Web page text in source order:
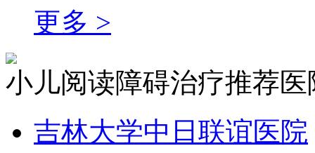
更多 >
小儿阅读障碍治疗推荐医
吉林大学中日联谊医院